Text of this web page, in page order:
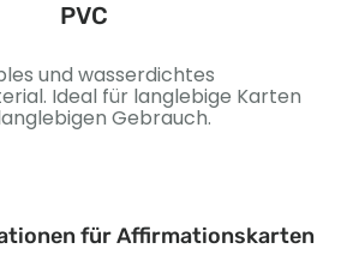
PVC
und wasserdichtes
Ideal für langlebige Karten
Gebrauch.
für Affirmationskarten